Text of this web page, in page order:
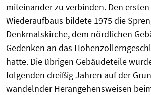
miteinander zu verbinden. Den
Wiederaufbaus bildete 1975 die
Denkmalskirche, dem nördlichen
Gedenken an das
hatte. Die übrigen Gebäudeteile
folgenden dreißig Jahren auf der
wandelnder Herangehensweisen